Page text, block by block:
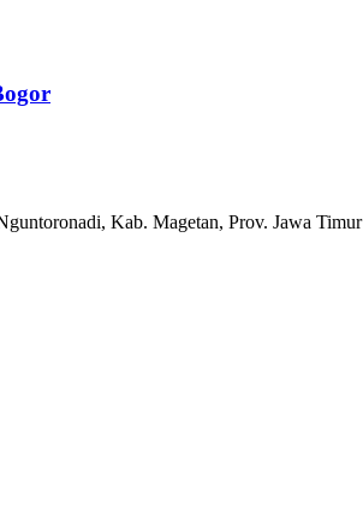
Kab. Magetan, Prov. Jawa Timur